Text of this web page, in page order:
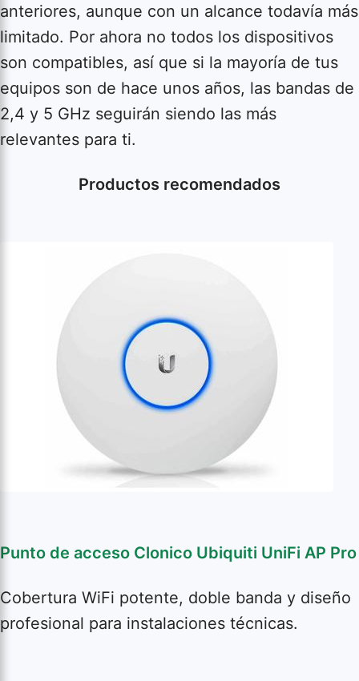
anteriores, aunque con un alcance todavía más
limitado. Por ahora no todos los dispositivos
son compatibles, así que si la mayoría de tus
equipos son de hace unos años, las bandas de
2,4 y 5 GHz seguirán siendo las más
relevantes para ti.
Productos recomendados
Punto de acceso Clonico Ubiquiti UniFi AP Pro
Cobertura WiFi potente, doble banda y diseño
profesional para instalaciones técnicas.